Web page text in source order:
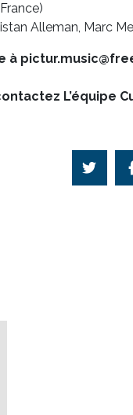
Alleman, Marc
à
L’équipe